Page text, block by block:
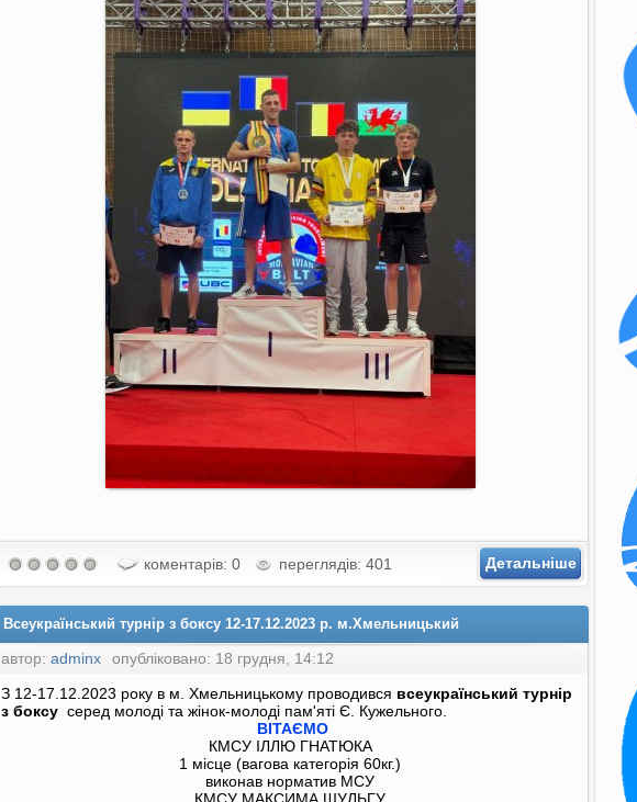
коментарів: 0 переглядів: 401 Детальніше
Всеукраїнський турнір з боксу 12-17.12.2023 р. м.Хмельницький
автор: adminx
опубліковано: 18 грудня, 14:12
З 12-17.12.2023 року в м. Хмельницькому проводився всеукраїнський турнір
з боксу серед молоді та жінок-молоді пам'яті Є. Кужельного.
ВІТАЄМО
КМСУ ІЛЛЮ ГНАТЮКА
1 місце (вагова категорія 60кг.)
виконав норматив МСУ